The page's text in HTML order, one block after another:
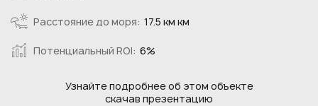
Расстояние до моря: 17.5 км км
Потенциальный ROI: 6%
Узнайте подробнее об этом объекте
скачав презентацию